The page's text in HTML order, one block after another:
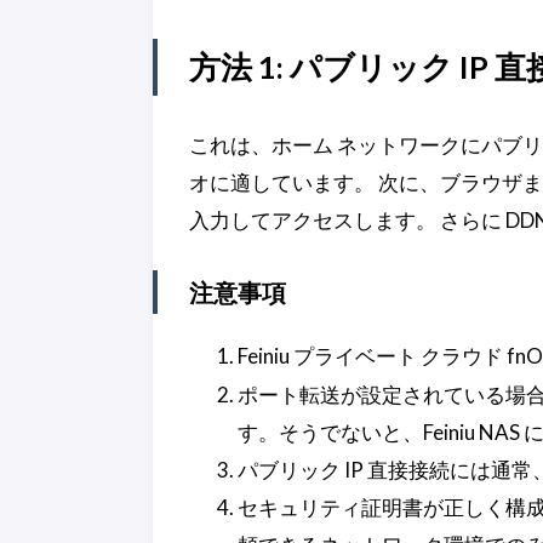
方法 1: パブリック IP 直
これは、ホーム ネットワークにパブ
オに適しています。 次に、ブラウザ
入力してアクセスします。 さらに
注意事項
Feiniu プライベート クラウド
ポート転送が設定されている場
す。そうでないと、Feiniu NAS
パブリック IP 直接接続には通
セキュリティ証明書が正しく構